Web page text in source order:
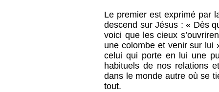
Le premier est exprimé par
descend sur Jésus : « Dès
voici que les cieux
une colombe et venir sur lui
celui qui porte en lui une
habituels de nos relations
dans le monde autre où se
tout.